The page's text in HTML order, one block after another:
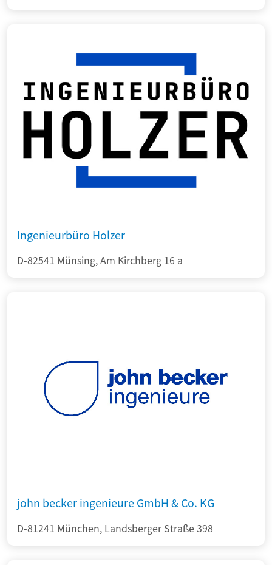
Ingenieurbüro Holzer
D-82541 Münsing, Am Kirchberg 16 a
john becker ingenieure GmbH & Co. KG
D-81241 München, Landsberger Straße 398